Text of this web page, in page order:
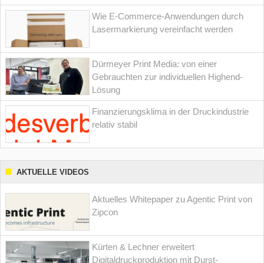
Wie E-Commerce-Anwendungen durch
Lasermarkierung vereinfacht werden
Dürmeyer Print Media: von einer
Gebrauchten zur individuellen Highend-
Lösung
Finanzierungsklima in der Druckindustrie
relativ stabil
AKTUELLE VIDEOS
Aktuelles Whitepaper zu Agentic Print von
Zipcon
Kürten & Lechner erweitert
Digitaldruckproduktion mit Durst-